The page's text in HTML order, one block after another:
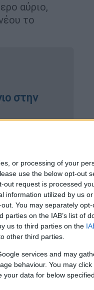
or processing of your
use the below opt-out
out request is processed
information utilized by us
You may separately
on the IAB’s list of
us to third parties on the
other third parties.
services and may
behaviour. You may
data for below
αύριο,
το
στην
σε
πως δεν
στην
μπορούσαν να
το
ποινικές